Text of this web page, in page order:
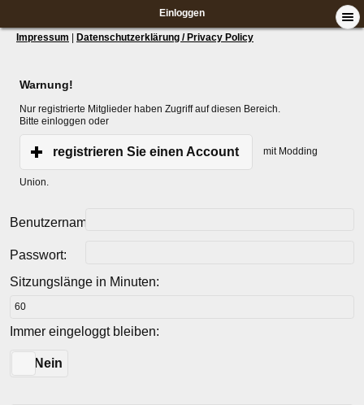
Einloggen
Impressum Datenschutzerklärung / Privacy Policy
Warnung!
Nur registrierte Mitglieder haben Zugriff auf diesen Bereich.
Bitte einloggen oder
registrieren Sie einen Account mit Modding
Union.
Benutzername:
Passwort:
Sitzungslänge in Minuten:
Immer eingeloggt bleiben:
Nein